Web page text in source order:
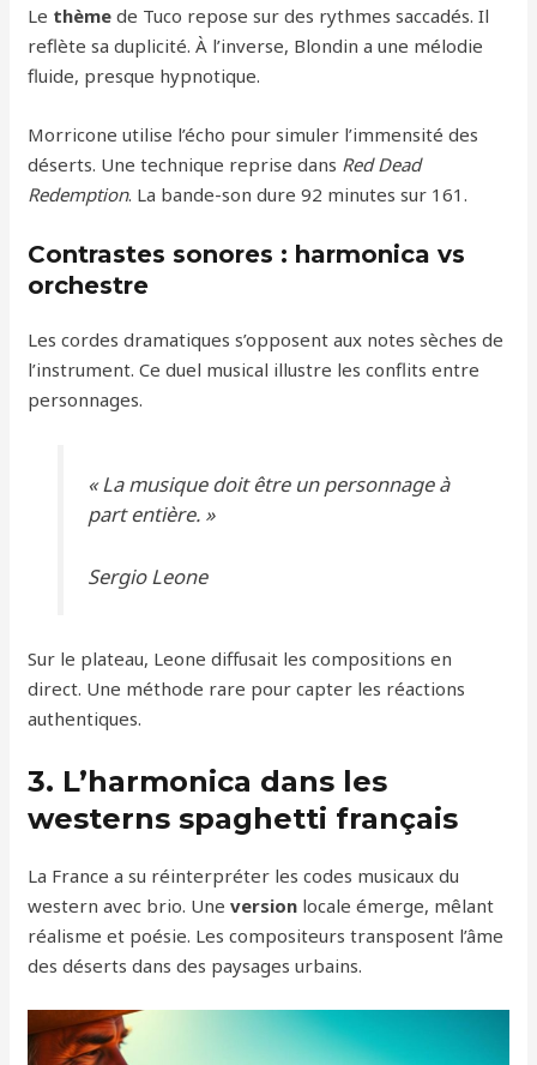
Le thème de Tuco repose sur des rythmes saccadés. Il
reflète sa duplicité. À l’inverse, Blondin a une mélodie
fluide, presque hypnotique.
Morricone utilise l’écho pour simuler l’immensité des
déserts. Une technique reprise dans Red Dead
Redemption. La bande-son dure 92 minutes sur 161.
Contrastes sonores : harmonica vs
orchestre
Les cordes dramatiques s’opposent aux notes sèches de
l’instrument. Ce duel musical illustre les conflits entre
personnages.
« La musique doit être un personnage à
part entière. »
Sergio Leone
Sur le plateau, Leone diffusait les compositions en
direct. Une méthode rare pour capter les réactions
authentiques.
3. L’harmonica dans les
westerns spaghetti français
La France a su réinterpréter les codes musicaux du
western avec brio. Uneversion locale émerge, mêlant
réalisme et poésie. Les compositeurs transposent l’âme
des déserts dans des paysages urbains.